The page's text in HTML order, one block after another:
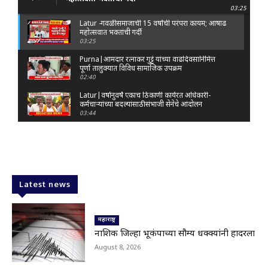
03:25
Latur -गवळी समाजाची 15 वर्षांची परंपरा कायम; आषाढ
महोत्सवात भक्तांची गर्दी
03:25
Purna|आमदार रत्नाकर गुट्टे यांच्या वाढदिवसानिमित्त
पूर्णा तालुक्यात विविध सामाजिक उपक्रम
02:40
Latur|वर्षानुवर्षे एकाच ठिकाणी कार्यरत अधिकारी-
कर्मचाऱ्यांच्या बदल्यांसाठी संभाजी सेनेचे आंदोलन
03:44
Solapur| मोहोळमध्ये संजय राऊत यांच्या प्रतिमेला
दुग्धाभिषेक
01:19
Latur|नांदेड–बिदर महामार्गावरील सिमेंट रस्त्याला मोठ्या
भेगा; अपघाताचा धोका
00:59
Latest news
महाराष्ट्र
नाशिक जिल्हा भूकंपाच्या सौम्य धक्क्यांनी हादरला
August 8, 2026